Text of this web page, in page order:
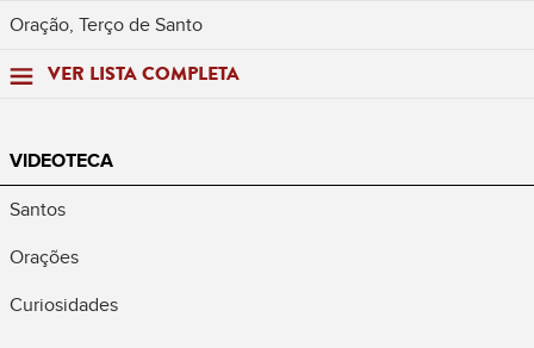
Oração, Terço de Santo
VER LISTA COMPLETA
VIDEOTECA
Santos
Orações
Curiosidades